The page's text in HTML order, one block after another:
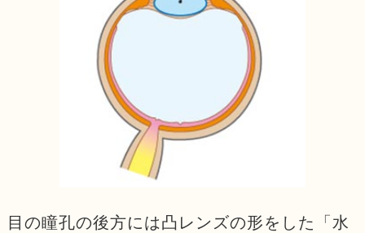
目の瞳孔の後方には凸レンズの形をした「水